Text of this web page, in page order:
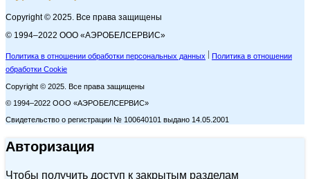
Copyright © 2025. Все права защищены
© 1994–2022 ООО «АЭРОБЕЛСЕРВИС»
Политика в отношении обработки персональных данных
Политика в отношении
обработки Cookie
Copyright © 2025. Все права защищены
© 1994–2022 ООО «АЭРОБЕЛСЕРВИС»
Свидетельство о регистрации № 100640101 выдано 14.05.2001
Авторизация
Чтобы получить доступ к закрытым разделам